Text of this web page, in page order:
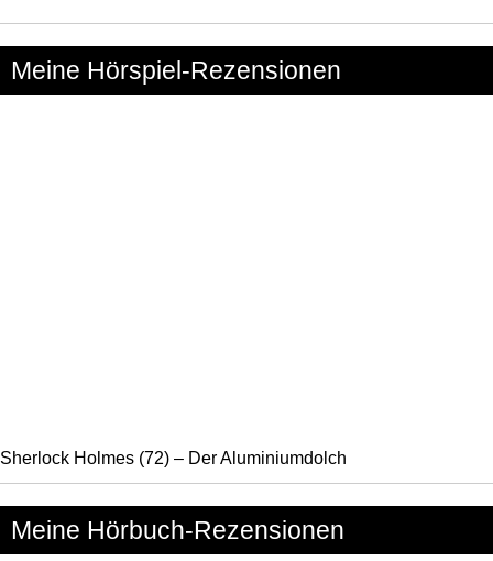
Meine Hörspiel-Rezensionen
Sherlock Holmes (72) – Der Aluminiumdolch
Meine Hörbuch-Rezensionen